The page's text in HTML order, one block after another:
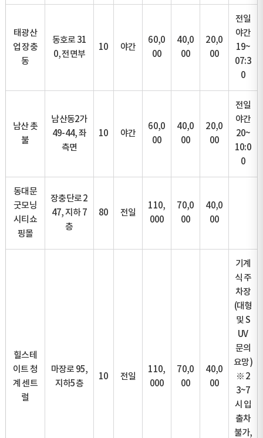
태광산
업 장충
동
동호로 31
0, 전면부
10 야간
60,0
00
40,0
00
20,0
00
전일
야간
19~
07:3
0
남산 촛
불
남산동2가
49-44, 좌
측면
10 야간
60,0
00
40,0
00
20,0
00
전일
야간
20~
10:0
0
동대문
굿모닝
시티쇼
핑몰
장충단로 2
47, 지하 7
층
80 전일
110,
000
70,0
00
40,0
00
힐스테
이트 청
계 센트
럴
마장로 95,
지하5층
10 전일
110,
000
70,0
00
40,0
00
기계
식 주
차장
(대형
및 S
UV
문의
요망)
※ 2
3~7
시 입
출차
불가,